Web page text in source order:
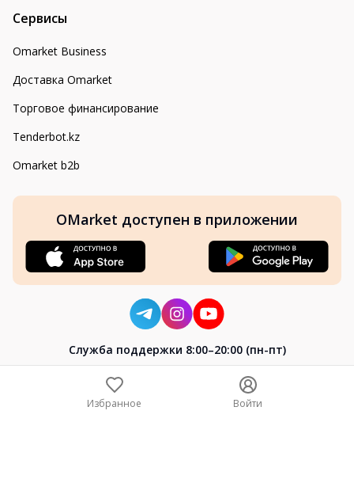
Сервисы
Omarket Business
Доставка Omarket
Торговое финансирование
Tenderbot.kz
Omarket b2b
OMarket доступен в приложении
Cлужба поддержки 8:00–20:00 (пн-пт)
Избранное Войти